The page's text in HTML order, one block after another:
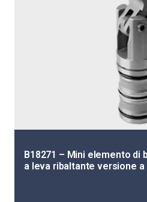
B18271 – Mini elemento
a leva ribaltante versione a